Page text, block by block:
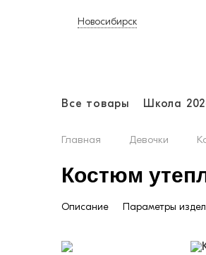
Новосибирск
Все товары Школа
Главная Девочки
Костюм
Описание Параметры